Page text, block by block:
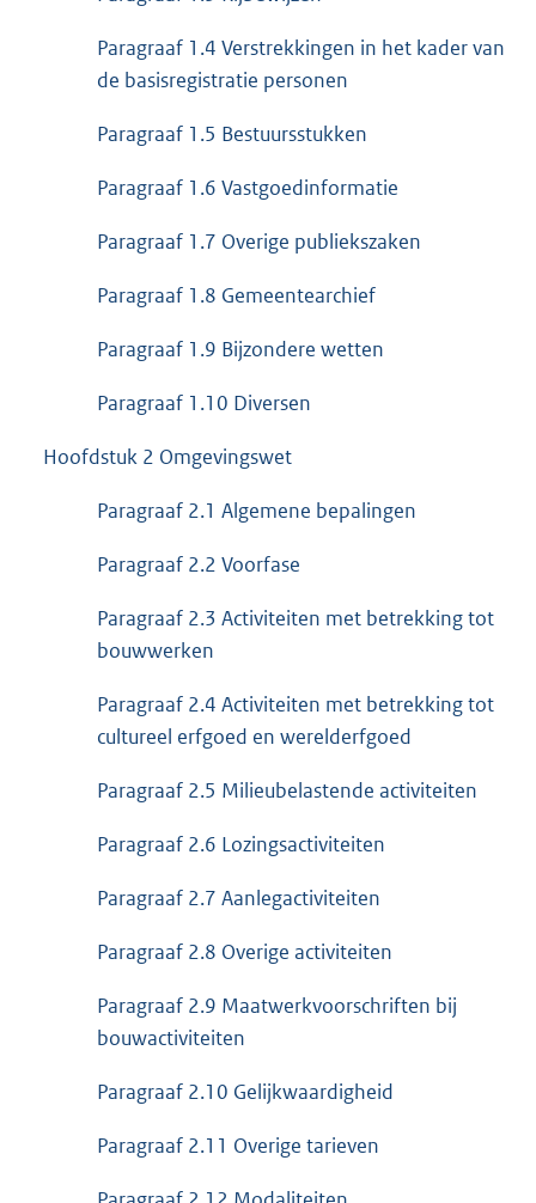
Paragraaf 1.4 Verstrekkingen in het kader van
de basisregistratie personen
Paragraaf 1.5 Bestuursstukken
Paragraaf 1.6 Vastgoedinformatie
Paragraaf 1.7 Overige publiekszaken
Paragraaf 1.8 Gemeentearchief
Paragraaf 1.9 Bijzondere wetten
Paragraaf 1.10 Diversen
Hoofdstuk 2 Omgevingswet
Paragraaf 2.1 Algemene bepalingen
Paragraaf 2.2 Voorfase
Paragraaf 2.3 Activiteiten met betrekking tot
bouwwerken
Paragraaf 2.4 Activiteiten met betrekking tot
cultureel erfgoed en werelderfgoed
Paragraaf 2.5 Milieubelastende activiteiten
Paragraaf 2.6 Lozingsactiviteiten
Paragraaf 2.7 Aanlegactiviteiten
Paragraaf 2.8 Overige activiteiten
Paragraaf 2.9 Maatwerkvoorschriften bij
bouwactiviteiten
Paragraaf 2.10 Gelijkwaardigheid
Paragraaf 2.11 Overige tarieven